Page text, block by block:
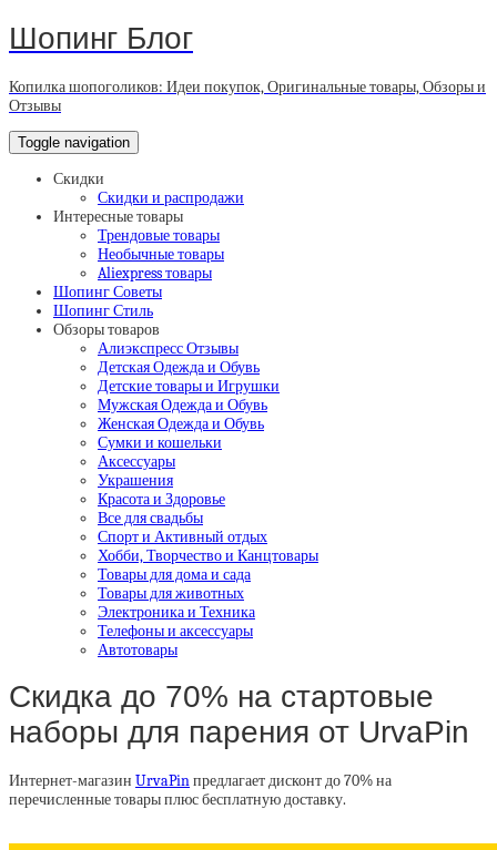
Шопинг Блог
Копилка шопоголиков: Идеи покупок, Оригинальные товары, Обзоры и
Отзывы
Toggle navigation
Скидки
Скидки и распродажи
Интересные товары
Трендовые товары
Необычные товары
Aliexpress товары
Шопинг Советы
Шопинг Стиль
Обзоры товаров
Алиэкспресс Отзывы
Детская Одежда и Обувь
Детские товары и Игрушки
Мужская Одежда и Обувь
Женская Одежда и Обувь
Сумки и кошельки
Аксессуары
Украшения
Красота и Здоровье
Все для свадьбы
Спорт и Активный отдых
Хобби, Творчество и Канцтовары
Товары для дома и сада
Товары для животных
Электроника и Техника
Телефоны и аксессуары
Автотовары
Скидка до 70% на стартовые
наборы для парения от UrvaPin
Интернет-магазин UrvaPinпредлагает дисконт до 70% на
перечисленные товары плюс бесплатную доставку.